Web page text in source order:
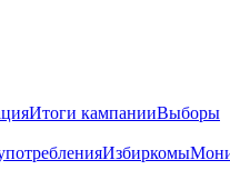
Итоги кампанииВыборы
Избиркомы